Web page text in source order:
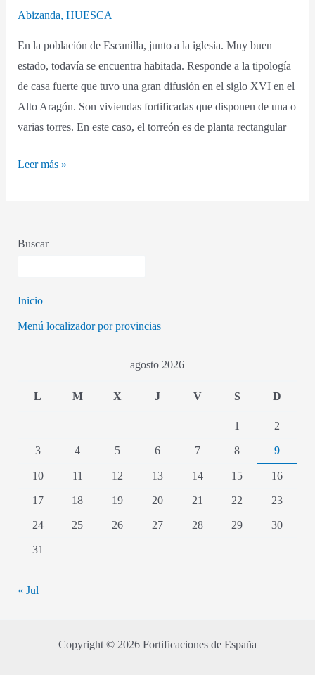
Abizanda,HUESCA
En la población de Escanilla, junto a la iglesia. Muy buen
estado, todavía se encuentra habitada. Responde a la tipología
de casa fuerte que tuvo una gran difusión en el siglo XVI en el
Alto Aragón. Son viviendas fortificadas que disponen de una o
varias torres. En este caso, el torreón es de planta rectangular
Leer más »
Buscar
Inicio
Menú localizador por provincias
agosto 2026
L M X J V S D
1
2
3
4 5 6 7 8
9
10
11 12 13 14 15
16
17
18 19 20 21 22
23
24
25 26 27 28 29
30
31
« Jul
Copyright © 2026 Fortificaciones de España